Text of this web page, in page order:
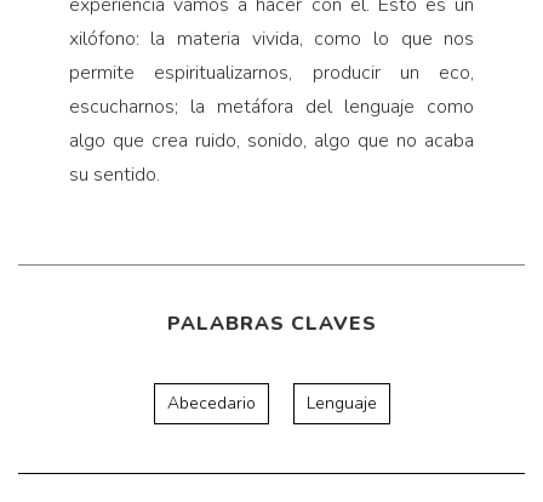
xilófono: la materia vivida, como lo que nos
permite espiritualizarnos, producir un eco,
escucharnos; la metáfora del lenguaje como
algo que crea ruido, sonido, algo que no acaba
su sentido.
PALABRAS CLAVES
Abecedario Lenguaje